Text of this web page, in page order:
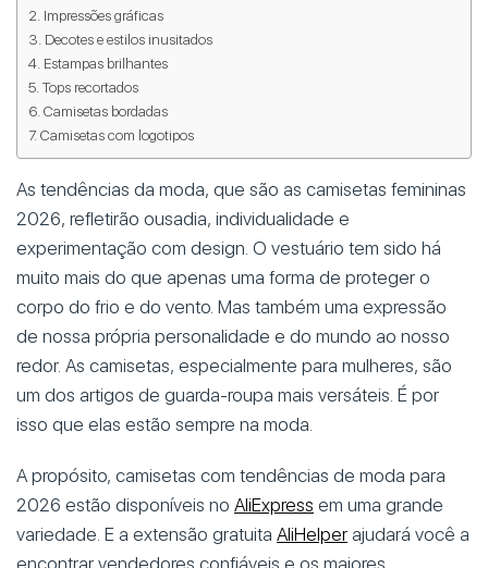
Impressões gráficas
Decotes e estilos inusitados
Estampas brilhantes
Tops recortados
Camisetas bordadas
Camisetas com logotipos
As tendências da moda, que são as camisetas femininas
2026, refletirão ousadia, individualidade e
experimentação com design. O vestuário tem sido há
muito mais do que apenas uma forma de proteger o
corpo do frio e do vento. Mas também uma expressão
de nossa própria personalidade e do mundo ao nosso
redor. As camisetas, especialmente para mulheres, são
um dos artigos de guarda-roupa mais versáteis. É por
isso que elas estão sempre na moda.
A propósito, camisetas com tendências de moda para
2026 estão disponíveis no AliExpress em uma grande
variedade. E a extensão gratuita AliHelper ajudará você a
encontrar vendedores confiáveis e os maiores